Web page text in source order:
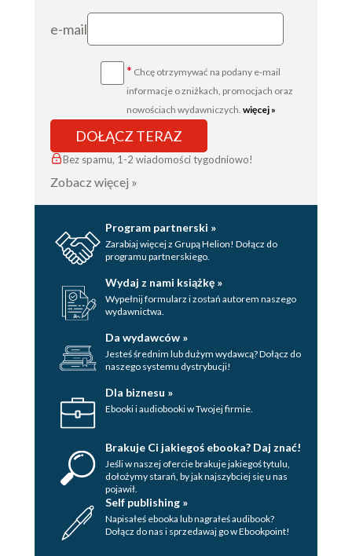
e-mail
* Chcę otrzymywać na podany e-mail
informacje o zniżkach, promocjach oraz
nowościach wydawniczych. więcej »
DOŁĄCZ TERAZ
Bez spamu, 1-2 wiadomości tygodniowo!
Zobacz więcej »
Program partnerski »
Zarabiaj więcej z Grupą Helion! Dołącz do
programu partnerskiego.
Wydaj z nami książkę »
Wypełnij formularz i zostań autorem naszego
wydawnictwa.
Da wydawców »
Jesteś średnim lub dużym wydawcą? Dołącz do
naszego systemu dystrybucji!
Dla biznesu »
Ebooki i audiobooki w Twojej firmie.
Brakuje Ci jakiegoś ebooka? Daj znać!
Jeśli w naszej ofercie brakuje jakiegoś tytulu,
dołożymy starań, by jak najszybciej się u nas
pojawił.
Self publishing »
Napisałeś ebooka lub nagrałeś audibook?
Dołącz do nas i sprzedawaj go w Ebookpoint!